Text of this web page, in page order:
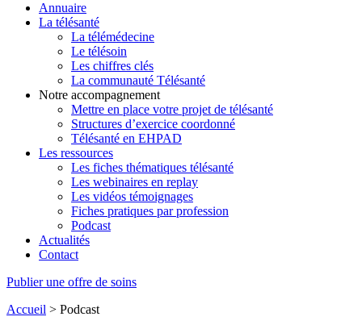
Annuaire
La télésanté
La télémédecine
Le télésoin
Les chiffres clés
La communauté Télésanté
Notre accompagnement
Mettre en place votre projet de télésanté
Structures d’exercice coordonné
Télésanté en EHPAD
Les ressources
Les fiches thématiques télésanté
Les webinaires en replay
Les vidéos témoignages
Fiches pratiques par profession
Podcast
Actualités
Contact
Publier une offre de soins
Accueil > Podcast